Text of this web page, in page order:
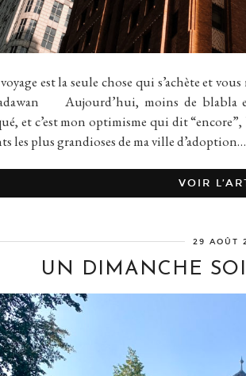
est la seule chose qui s’achète
Aujourd’hui, moins de blabla
et c’est mon optimisme qui dit
les plus grandioses de ma ville d’adoption…
VOIR
29 AOÛT
UN DIMANCHE